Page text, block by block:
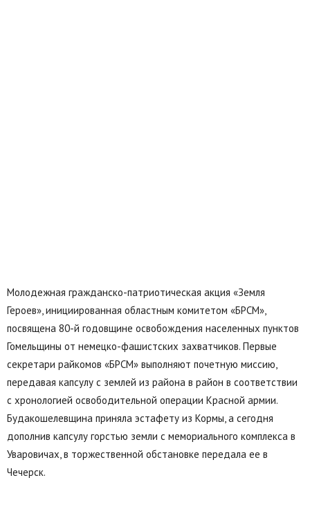
Молодежная гражданско-патриотическая акция «Земля
Героев», инициированная областным комитетом «БРСМ»,
посвящена 80-й годовщине освобождения населенных пунктов
Гомельщины от немецко-фашистских захватчиков. Первые
секретари райкомов «БРСМ» выполняют почетную миссию,
передавая капсулу с землей из района в район в соответствии
с хронологией освободительной операции Красной армии.
Будакошелевщина приняла эстафету из Кормы, а сегодня
дополнив капсулу горстью земли с мемориального комплекса в
Уваровичах, в торжественной обстановке передала ее в
Чечерск.